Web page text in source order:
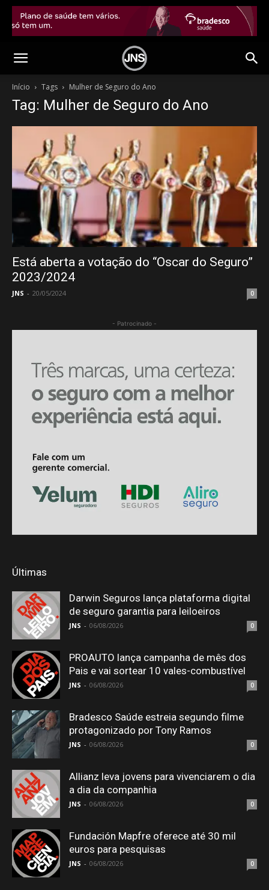
Início Tags Mulher de Seguro do Ano
Tag: Mulher de Seguro do Ano
Está aberta a votação do “Oscar do Seguro”
2023/2024
JNS - 20/05/2024 0
- Patrocinado -
Últimas
Darwin Seguros lança plataforma digital
de seguro garantia para leiloeiros
JNS - 06/08/2026 0
PROAUTO lança campanha de mês dos
Pais e vai sortear 10 vales-combustível
JNS - 06/08/2026 0
Bradesco Saúde estreia segundo filme
protagonizado por Tony Ramos
JNS - 06/08/2026 0
Allianz leva jovens para vivenciarem o dia
a dia da companhia
JNS - 06/08/2026 0
Fundación Mapfre oferece até 30 mil
euros para pesquisas
JNS - 06/08/2026 0